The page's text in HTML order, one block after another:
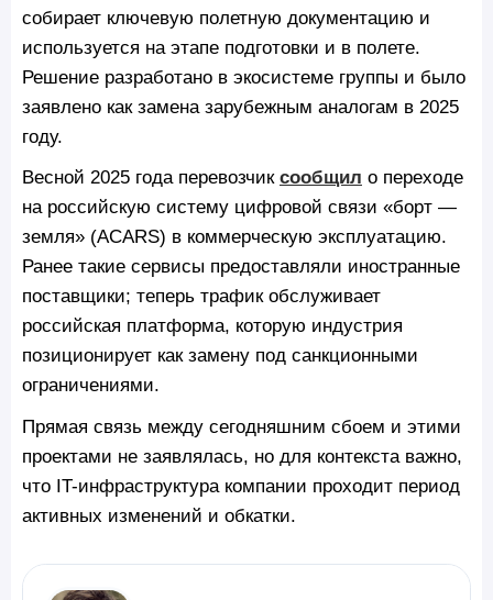
собирает ключевую полетную документацию и
используется на этапе подготовки и в полете.
Решение разработано в экосистеме группы и было
заявлено как замена зарубежным аналогам в 2025
году.
Весной 2025 года перевозчик сообщил о переходе
на российскую систему цифровой связи «борт —
земля» (ACARS) в коммерческую эксплуатацию.
Ранее такие сервисы предоставляли иностранные
поставщики; теперь трафик обслуживает
российская платформа, которую индустрия
позиционирует как замену под санкционными
ограничениями.
Прямая связь между сегодняшним сбоем и этими
проектами не заявлялась, но для контекста важно,
что IT-инфраструктура компании проходит период
активных изменений и обкатки.